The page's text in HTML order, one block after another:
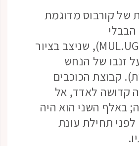
של קורבוס מדוגמת
הבבלי
(MUL.UGA.MUSHEN), שניצב בציור
זנבו של הנחש
קבוצת הכוכבים
קדושה לאדד, אל
באלף השני הוא היה
תחילת עונת